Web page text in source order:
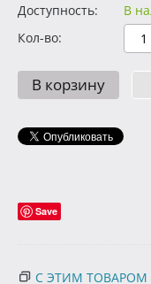
Доступность:
В
Кол-во:
В корзину
Save
С ЭТИМ